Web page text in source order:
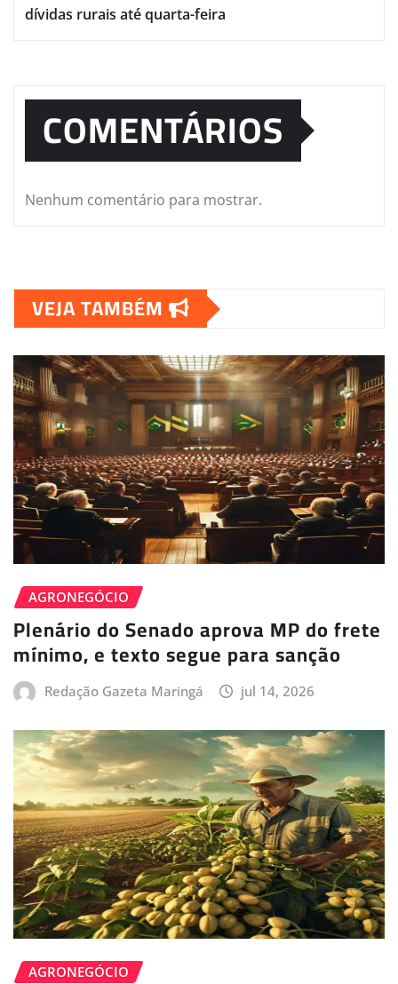
dívidas rurais até quarta-feira
COMENTÁRIOS
Nenhum comentário para mostrar.
VEJA TAMBÉM
AGRONEGÓCIO
Plenário do Senado aprova MP do frete
mínimo, e texto segue para sanção
Redação Gazeta Maringá jul 14, 2026
AGRONEGÓCIO